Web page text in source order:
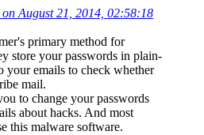
August 21, 2014, 02:58:18
primary method for
store your passwords in plain-
your emails to check whether
mail.
to change your passwords
about hacks. And most
this malware software.